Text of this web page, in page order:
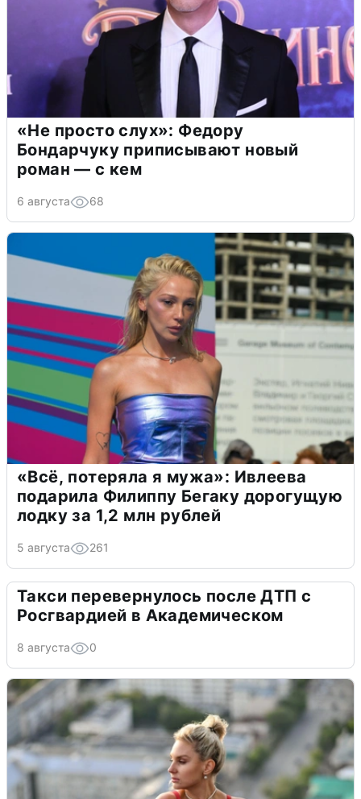
«Не просто слух»: Федору
Бондарчуку приписывают новый
роман — с кем
6 августа 68
«Всё, потеряла я мужа»: Ивлеева
подарила Филиппу Бегаку дорогущую
лодку за 1,2 млн рублей
5 августа 261
Такси перевернулось после ДТП с
Росгвардией в Академическом
8 августа 0